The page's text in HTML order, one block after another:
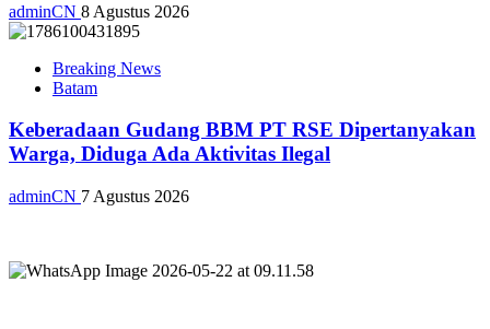
adminCN 8 Agustus 2026
Breaking News
Batam
Keberadaan Gudang BBM PT RSE Dipertanyakan
Warga, Diduga Ada Aktivitas Ilegal
adminCN 7 Agustus 2026